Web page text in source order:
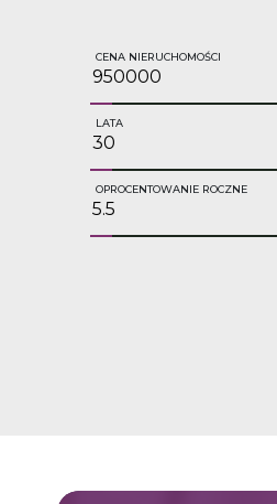
CENA NIERUCHOMOŚCI
LATA
OPROCENTOWANIE ROCZNE